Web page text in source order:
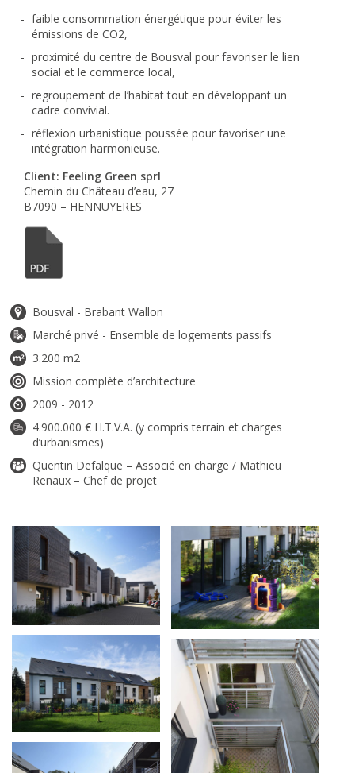
faible consommation énergétique pour éviter les
émissions de CO2,
proximité du centre de Bousval pour favoriser le lien
social et le commerce local,
regroupement de l’habitat tout en développant un
cadre convivial.
réflexion urbanistique poussée pour favoriser une
intégration harmonieuse.
Client: Feeling Green sprl
Chemin du Château d’eau, 27
B7090 – HENNUYERES
Bousval - Brabant Wallon
Marché privé - Ensemble de logements passifs
3.200 m2
Mission complète d’architecture
2009 - 2012
4.900.000 € H.T.V.A. (y compris terrain et charges
d’urbanismes)
Quentin Defalque – Associé en charge / Mathieu
Renaux – Chef de projet